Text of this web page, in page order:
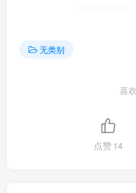
无类别
喜
点赞14